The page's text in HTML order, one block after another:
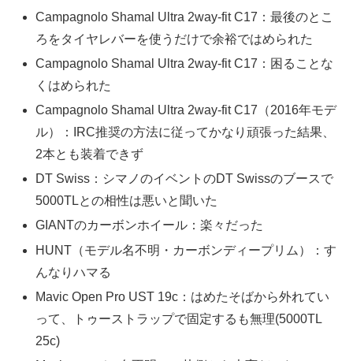
Campagnolo Shamal Ultra 2way-fit C17：最後のとこ
ろをタイヤレバーを使うだけで余裕ではめられた
Campagnolo Shamal Ultra 2way-fit C17：困ることな
くはめられた
Campagnolo Shamal Ultra 2way-fit C17（2016年モデ
ル）：IRC推奨の方法に従ってかなり頑張った結果、
2本とも装着できず
DT Swiss：シマノのイベントのDT Swissのブースで
5000TLとの相性は悪いと聞いた
GIANTのカーボンホイール：楽々だった
HUNT（モデル名不明・カーボンディープリム）：す
んなりハマる
Mavic Open Pro UST 19c：はめたそばから外れてい
って、トゥーストラップで固定するも無理(5000TL
25c)